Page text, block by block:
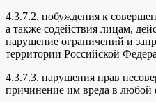
4.3.7.2. побуждения к
а также содействия лицам,
нарушение ограничений и
территории Российской
4.3.7.3. нарушения прав
причинение им вреда в любой